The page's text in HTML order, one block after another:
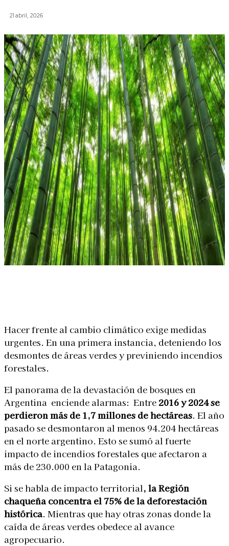
21 abril, 2026
Hacer frente al cambio climático exige medidas
urgentes. En una primera instancia, deteniendo los
desmontes de áreas verdes y previniendo incendios
forestales.
El panorama de la devastación de bosques en
Argentina enciende alarmas: Entre 2016 y 2024se
perdieron más de 1,7 millones de hectáreas. El año
pasado se desmontaron al menos 94.204 hectáreas
en el norte argentino. Esto se sumó al fuerte
impacto de incendios forestales que afectaron a
más de 230.000 en la Patagonia.
Si se habla de impacto territorial, la Región
chaqueñaconcentra el 75% de la deforestación
histórica. Mientras que hay otras zonas donde la
caída de áreas verdes obedece al avance
agropecuario.